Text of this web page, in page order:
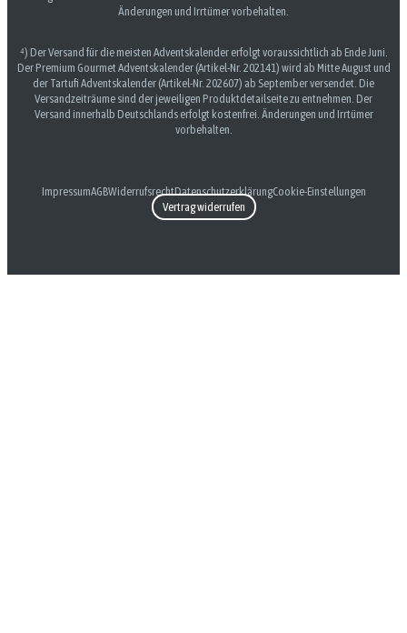
Änderungen und Irrtümer vorbehalten.
⁴) Der Versand für die meisten Adventskalender erfolgt voraussichtlich ab Ende Juni.
Der Premium Gourmet Adventskalender (Artikel-Nr. 202141) wird ab Mitte August und
der Tartufi Adventskalender (Artikel-Nr. 202607) ab September versendet. Die
Versandzeiträume sind der jeweiligen Produktdetailseite zu entnehmen. Der
Versand innerhalb Deutschlands erfolgt kostenfrei. Änderungen und Irrtümer
vorbehalten.
ImpressumAGBWiderrufsrechtDatenschutzerklärungCookie-Einstellungen
Vertrag widerrufen